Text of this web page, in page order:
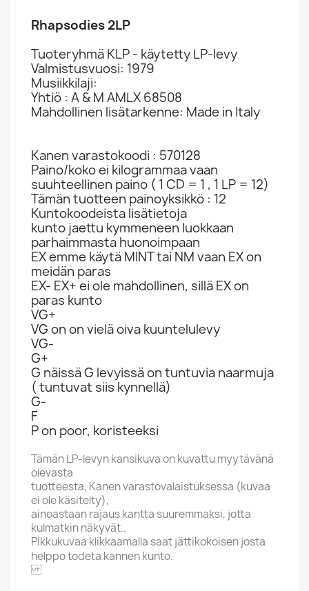
Rhapsodies 2LP
Tuoteryhmä KLP - käytetty LP-levy
Valmistusvuosi: 1979
Musiikkilaji:
Yhtiö : A & M AMLX 68508
Mahdollinen lisätarkenne: Made in Italy
Kanen varastokoodi : 570128
Paino/koko ei kilogrammaa vaan
suuhteellinen paino ( 1 CD = 1 , 1 LP = 12)
Tämän tuotteen painoyksikkö : 12
Kuntokoodeista lisätietoja
kunto jaettu kymmeneen luokkaan
parhaimmasta huonoimpaan
EX emme käytä MINT tai NM vaan EX on
meidän paras
EX- EX+ ei ole mahdollinen, sillä EX on
paras kunto
VG+
VG on on vielä oiva kuuntelulevy
VG-
G+
G näissä G levyissä on tuntuvia naarmuja
( tuntuvat siis kynnellä)
G-
F
P on poor, koristeeksi
Tämän LP-levyn kansikuva on kuvattu myytävänä
olevasta
tuotteesta, Kanen varastovalaistuksessa (kuvaa
ei ole käsitelty),
ainoastaan rajaus kantta suuremmaksi, jotta
kulmatkin näkyvät..
Pikkukuvaa klikkaamalla saat jättikokoisen josta
helppo todeta kannen kunto.